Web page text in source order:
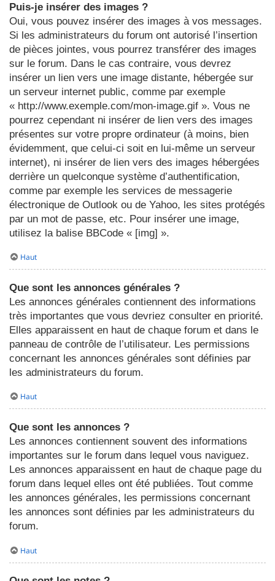
Puis-je insérer des images ?
Oui, vous pouvez insérer des images à vos messages.
Si les administrateurs du forum ont autorisé l’insertion
de pièces jointes, vous pourrez transférer des images
sur le forum. Dans le cas contraire, vous devrez
insérer un lien vers une image distante, hébergée sur
un serveur internet public, comme par exemple
« http://www.exemple.com/mon-image.gif ». Vous ne
pourrez cependant ni insérer de lien vers des images
présentes sur votre propre ordinateur (à moins, bien
évidemment, que celui-ci soit en lui-même un serveur
internet), ni insérer de lien vers des images hébergées
derrière un quelconque système d’authentification,
comme par exemple les services de messagerie
électronique de Outlook ou de Yahoo, les sites protégés
par un mot de passe, etc. Pour insérer une image,
utilisez la balise BBCode « [img] ».
Haut
Que sont les annonces générales ?
Les annonces générales contiennent des informations
très importantes que vous devriez consulter en priorité.
Elles apparaissent en haut de chaque forum et dans le
panneau de contrôle de l’utilisateur. Les permissions
concernant les annonces générales sont définies par
les administrateurs du forum.
Haut
Que sont les annonces ?
Les annonces contiennent souvent des informations
importantes sur le forum dans lequel vous naviguez.
Les annonces apparaissent en haut de chaque page du
forum dans lequel elles ont été publiées. Tout comme
les annonces générales, les permissions concernant
les annonces sont définies par les administrateurs du
forum.
Haut